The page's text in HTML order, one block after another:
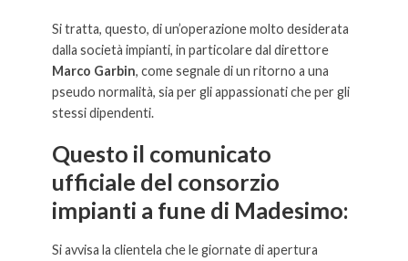
Si tratta, questo, di un’operazione molto desiderata
dalla società impianti, in particolare dal direttore
Marco Garbin, come segnale di un ritorno a una
pseudo normalità, sia per gli appassionati che per gli
stessi dipendenti.
Questo il comunicato
ufficiale del consorzio
impianti a fune di Madesimo:
Si avvisa la clientela che le giornate di apertura